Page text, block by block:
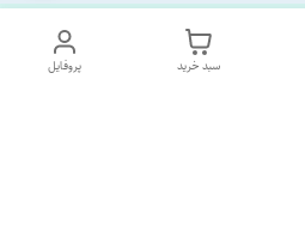
پروفایل سبد خرید